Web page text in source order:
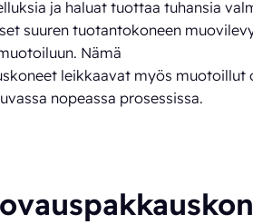
ja haluat tuottaa tuhansia
suuren tuotantokoneen
Nämä
leikkaavat myös muotoillut
nopeassa prosessissa.